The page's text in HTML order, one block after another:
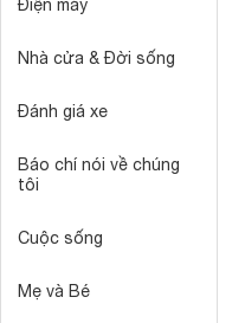
Điện máy
Nhà cửa & Đời sống
Đánh giá xe
Báo chí nói về chúng
tôi
Cuộc sống
Mẹ và Bé